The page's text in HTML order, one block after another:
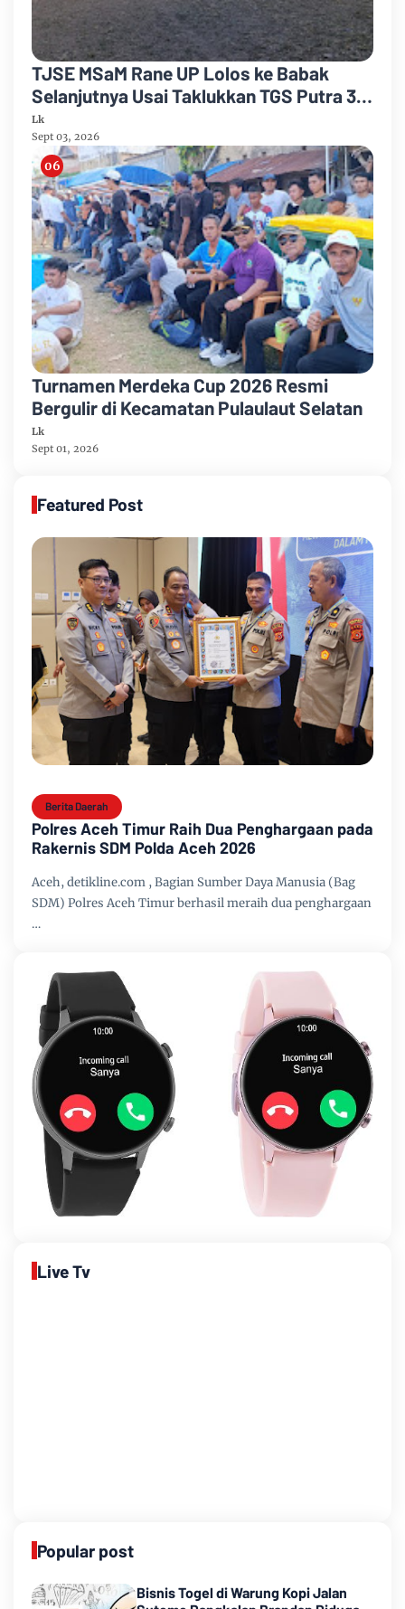
TJSE MSaM Rane UP Lolos ke Babak
Selanjutnya Usai Taklukkan TGS Putra 3-
2 di Merdeka CUP 2026
Lk
Sept 03, 2026
Turnamen Merdeka Cup 2026 Resmi
Bergulir di Kecamatan Pulaulaut Selatan
Lk
Sept 01, 2026
Featured Post
Berita Daerah
Polres Aceh Timur Raih Dua Penghargaan pada
Rakernis SDM Polda Aceh 2026
Aceh, detikline.com , Bagian Sumber Daya Manusia (Bag
SDM) Polres Aceh Timur berhasil meraih dua penghargaan
…
Live Tv
Popular post
Bisnis Togel di Warung Kopi Jalan